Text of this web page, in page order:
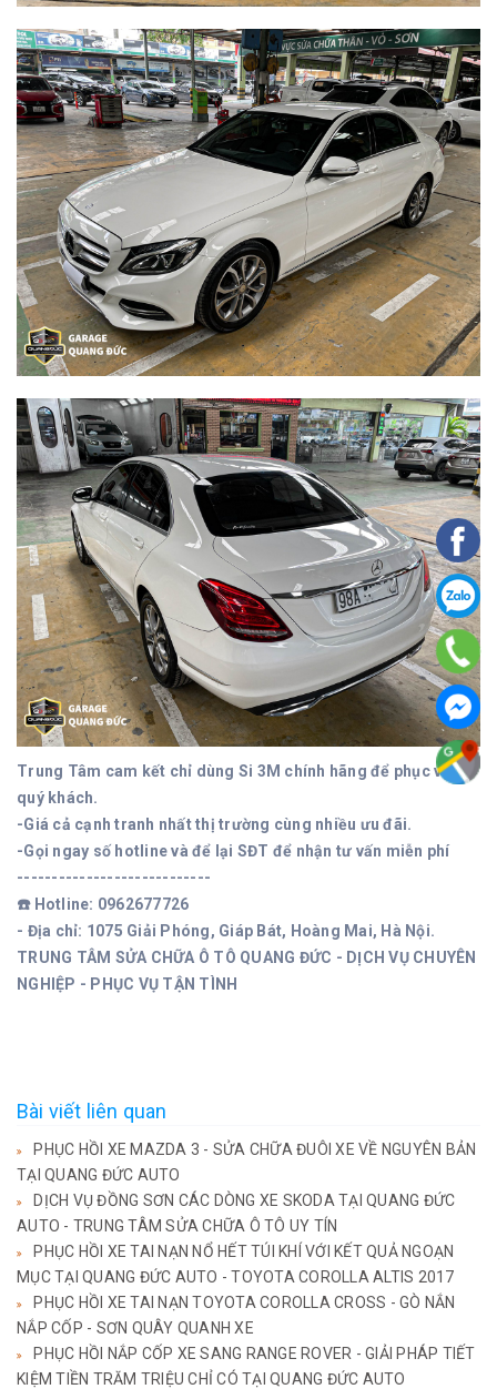
Trung Tâm cam kết chỉ dùng Si 3M chính hãng để phục vụ
quý khách.
-Giá cả cạnh tranh nhất thị trường cùng nhiều ưu đãi.
-Gọi ngay số hotline và để lại SĐT để nhận tư vấn miễn phí
----------------------------
☎️ Hotline: 0962677726
- Địa chỉ: 1075 Giải Phóng, Giáp Bát, Hoàng Mai, Hà Nội.
TRUNG TÂM SỬA CHỮA Ô TÔ QUANG ĐỨC - DỊCH VỤ CHUYÊN
NGHIỆP - PHỤC VỤ TẬN TÌNH
Bài viết liên quan
PHỤC HỒI XE MAZDA 3 - SỬA CHỮA ĐUÔI XE VỀ NGUYÊN BẢN
TẠI QUANG ĐỨC AUTO
DỊCH VỤ ĐỒNG SƠN CÁC DÒNG XE SKODA TẠI QUANG ĐỨC
AUTO - TRUNG TÂM SỬA CHỮA Ô TÔ UY TÍN
PHỤC HỒI XE TAI NẠN NỔ HẾT TÚI KHÍ VỚI KẾT QUẢ NGOẠN
MỤC TẠI QUANG ĐỨC AUTO - TOYOTA COROLLA ALTIS 2017
PHỤC HỒI XE TAI NẠN TOYOTA COROLLA CROSS - GÒ NẮN
NẮP CỐP - SƠN QUÂY QUANH XE
PHỤC HỒI NẮP CỐP XE SANG RANGE ROVER - GIẢI PHÁP TIẾT
KIỆM TIỀN TRĂM TRIỆU CHỈ CÓ TẠI QUANG ĐỨC AUTO